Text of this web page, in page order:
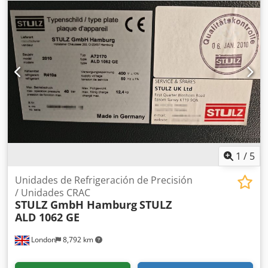
Dnxeckok Rango de temperatura: +15 / +43 °C Peso: 150 kg
Estado: usado Incluido en la entrega: (ver imagen) (Nos
reservamos el derecho a modificar o corregir los datos
técnicos) Si tiene más preguntas, estaremos encantados
de responderlas por teléfono.
1 / 5
London 8,792 km
Unidades de Refrigeración de Precisión
/ Unidades CRAC
STULZ GmbH HamburgSTULZ
ALD 1062 GE